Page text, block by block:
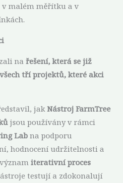
v malém měřítku a v
nařešení, která se již
tří projektů, které akci
jakNástroj FarmTree
jsou používány v rámci
Lab na podporu
hodnocení udržitelnosti a
iterativní proces
testují a zdokonalují